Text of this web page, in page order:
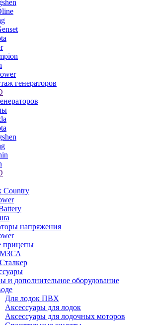
генераторов
Country
напряжения
прицепы
и дополнительное оборудование
Для лодок ПВХ
Аксессуары для лодок
Аксессуары для лодочных моторов